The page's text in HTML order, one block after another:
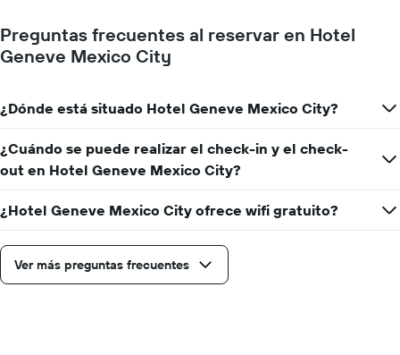
para
la
gráfico
muestra
1
eje
Y
que
indica
el
precio
medio
Preguntas frecuentes al reservar en Hotel
Geneve Mexico City
¿Dónde está situado Hotel Geneve Mexico City?
¿Cuándo se puede realizar el check-in y el check-
out en Hotel Geneve Mexico City?
¿Hotel Geneve Mexico City ofrece wifi gratuito?
Ver más preguntas frecuentes